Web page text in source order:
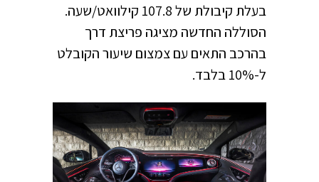
בעלת קיבולת של 107.8 קילוואט/שעה.
הסוללה החדשה מציגה פריצת דרך
בהרכב התאים עם צמצום שיעור הקובלט
ל-10% בלבד.